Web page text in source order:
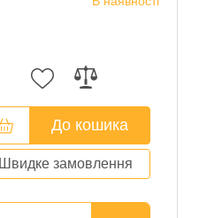
До кошика
Швидке замовлення